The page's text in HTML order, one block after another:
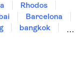
Rhodos
Barcelona
bangkok